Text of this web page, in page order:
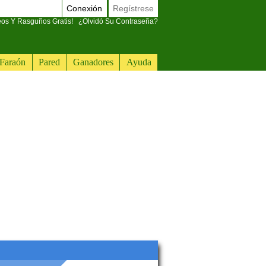
Faraón Pared Ganadores Ayuda
Conexión Regístrese
Y Rasguños Gratis! ¿Olvidó Su Contraseña?